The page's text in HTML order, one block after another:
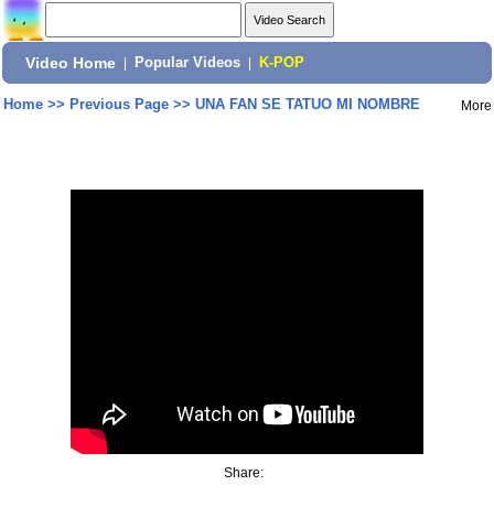
Video Home Popular Videos K-POP
Home>> Previous Page>> UNA FAN SE TATUO MI NOMBRE More
Share: